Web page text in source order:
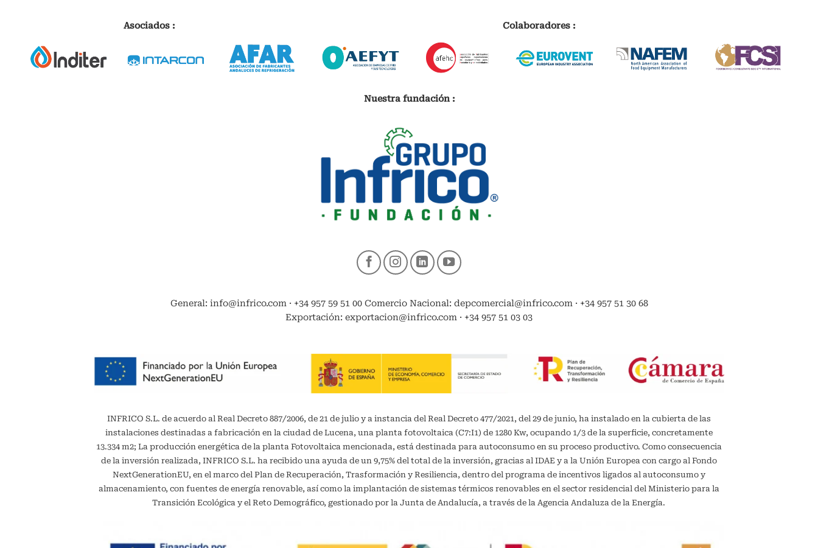
Asociados : Colaboradores :
Nuestra fundación :
General: info@infrico.com · +34 957 59 51 00 Comercio Nacional: depcomercial@infrico.com · +34 957 51 30 68
Exportación: exportacion@infrico.com · +34 957 51 03 03
INFRICO S.L. de acuerdo al Real Decreto 887/2006, de 21 de julio y a instancia del Real Decreto 477/2021, del 29 de junio, ha instalado en la cubierta de las
instalaciones destinadas a fabricación en la ciudad de Lucena, una planta fotovoltaica (C7:I1) de 1280 Kw, ocupando 1/3 de la superficie, concretamente
13.334 m2; La producción energética de la planta Fotovoltaica mencionada, está destinada para autoconsumo en su proceso productivo. Como consecuencia
de la inversión realizada, INFRICO S.L. ha recibido una ayuda de un 9,75% del total de la inversión, gracias al IDAE y a la Unión Europea con cargo al Fondo
NextGenerationEU, en el marco del Plan de Recuperación, Trasformación y Resiliencia, dentro del programa de incentivos ligados al autoconsumo y
almacenamiento, con fuentes de energía renovable, así como la implantación de sistemas térmicos renovables en el sector residencial del Ministerio para la
Transición Ecológica y el Reto Demográfico, gestionado por la Junta de Andalucía, a través de la Agencia Andaluza de la Energía.